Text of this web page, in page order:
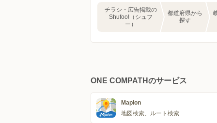
チラシ・広告掲載の
Shufoo!（シュフ
ー）
都道府県から
探す
ONE COMPATHのサービス
Mapion
地図検索、ルート検索